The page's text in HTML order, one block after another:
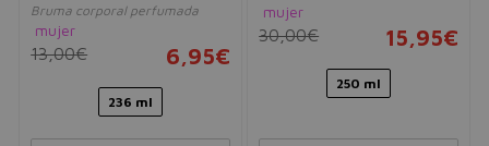
Bruma corporal perfumada
mujer
13,00€ 6,95€
236 ml
mujer
30,00€ 15,95€
250 ml